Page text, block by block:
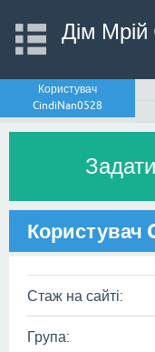
Дім Мрій
Користувач
CindiNan0528
Користувач
Стаж на сайті:
Група: